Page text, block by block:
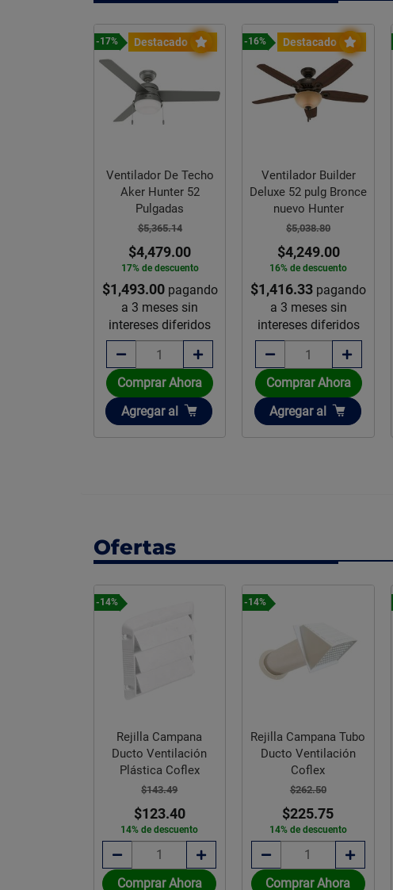
Destacado
-17%
Ventilador De Techo
Aker Hunter 52
Pulgadas
$5,365.14
$4,479.00
17% de descuento
$1,493.00pagando
a 3 meses sin
intereses diferidos
Comprar Ahora
Añadir
Agregar al
Destacado
-16%
Ventilador Builder
Deluxe 52 pulg Bronce
nuevo Hunter
$5,038.80
$4,249.00
16% de descuento
$1,416.33 pagando
a 3 meses sin
intereses diferidos
Comprar Ahora
Añadir
Agregar al
Ofertas
-14%
Rejilla Campana
Ducto Ventilación
Plástica Coflex
$143.49
$123.40
14% de descuento
Comprar Ahora
-14%
Rejilla Campana Tubo
Ducto Ventilación
Coflex
$262.50
$225.75
14% de descuento
Comprar Ahora